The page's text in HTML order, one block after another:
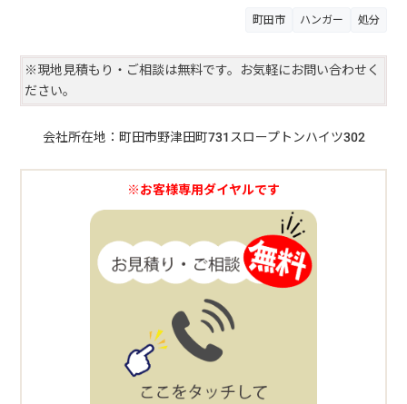
町田市 ハンガー 処分
※現地見積もり・ご相談は無料です。お気軽にお問い合わせく
ださい。
会社所在地：町田市野津田町731スロープトンハイツ302
※お客様専用ダイヤルです